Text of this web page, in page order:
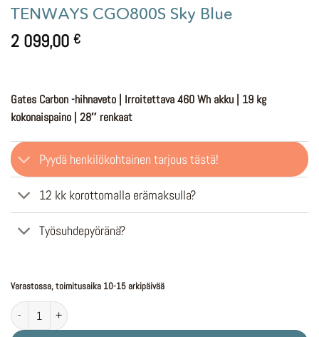
TENWAYS CGO800S Sky Blue
2 099,00 €
Gates Carbon -hihnaveto | Irroitettava 460 Wh akku | 19 kg
kokonaispaino | 28″ renkaat
Pyydä henkilökohtainen tarjous tästä!
12 kk korottomalla erämaksulla?
Työsuhdepyöränä?
Varastossa, toimitusaika 10-15 arkipäivää
TENWAYS CGO800S Sky Blue määrä